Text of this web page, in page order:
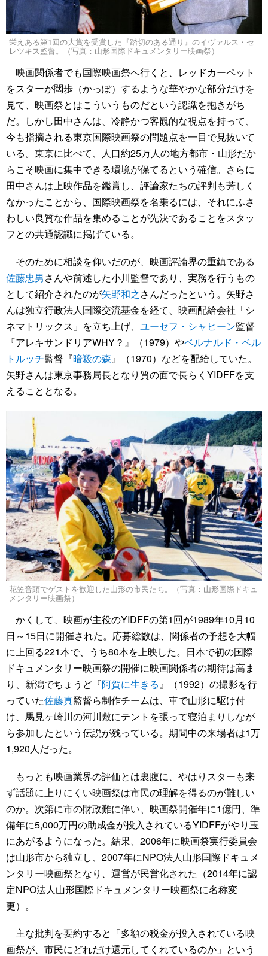
栄えある第1回の大賞を受賞した『踏切のある通り』のイヴァルス・セ
レツキス監督。（写真：山形国際ドキュメンタリー映画祭）
映画関係者でも国際映画祭へ行くと、レッドカーペット
をスターが闊歩（かっぽ）するような華やかな部分だけを
見て、映画祭とはこういうものだという認識を抱きがち
だ。しかし田中さんは、冷静かつ客観的な視点を持って、
今も指摘される東京国際映画祭の問題点を一目で見抜いて
いる。東京に比べて、人口約25万人の地方都市・山形だか
らこそ映画に集中できる環境が保てるという確信。さらに
田中さんは上映作品を鑑賞し、評論家たちの評判も芳しく
なかったことから、国際映画祭を名乗るには、それにふさ
わしい良質な作品を集めることが先決であることをスタッ
フとの共通認識に掲げている。
そのために相談を仰いだのが、映画評論界の重鎮である
佐藤忠男さんや前述した小川監督であり、実務を行うもの
として紹介されたのが矢野和之さんだったという。矢野さ
んは独立行政法人国際交流基金を経て、映画配給会社「シ
ネマトリックス」を立ち上げ、 ユーセフ・シャヒーン監督
『アレキサンドリアWHY？』（1979）やベルナルド・ベル
トルッチ監督『暗殺の森』（1970）などを配給していた。
矢野さんは東京事務局長となり質の面で長らくYIDFFを支
えることとなる。
花笠音頭でゲストを歓迎した山形の市民たち。（写真：山形国際ドキュ
メンタリー映画祭）
かくして、映画が主役のYIDFFの第1回が1989年10月10
日～15日に開催された。応募総数は、関係者の予想を大幅
に上回る221本で、うち80本を上映した。日本で初の国際
ドキュメンタリー映画祭の開催に映画関係者の期待は高ま
り、新潟でちょうど『阿賀に生きる』（1992）の撮影を行
っていた佐藤真監督ら制作チームは、車で山形に駆け付
け、馬見ヶ崎川の河川敷にテントを張って寝泊まりしなが
ら参加したという伝説が残っている。期間中の来場者は1万
1,920人だった。
もっとも映画業界の評価とは裏腹に、やはりスターも来
ず話題に上りにくい映画祭は市民の理解を得るのが難しい
のか。次第に市の財政難に伴い、映画祭開催年に1億円、準
備年に5,000万円の助成金が投入されているYIDFFがやり玉
にあがるようになった。結果、2006年に映画祭実行委員会
は山形市から独立し、2007年にNPO法人山形国際ドキュメ
ンタリー映画祭となり、運営が民営化された（2014年に認
定NPO法人山形国際ドキュメンタリー映画祭に名称変
更）。
主な批判を要約すると「多額の税金が投入されている映
画祭が、市民にどれだけ還元してくれているのか」という